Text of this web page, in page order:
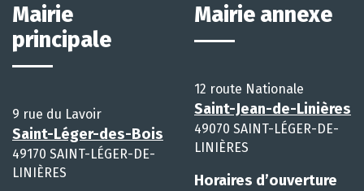
Mairie
principale
9 rue du Lavoir
Saint-Léger-des-Bois
49170 SAINT-LÉGER-DE-
LINIÈRES
Mairie annexe
12 route Nationale
Saint-Jean-de-Linières
49070 SAINT-LÉGER-DE-
LINIÈRES
Horaires d’ouverture